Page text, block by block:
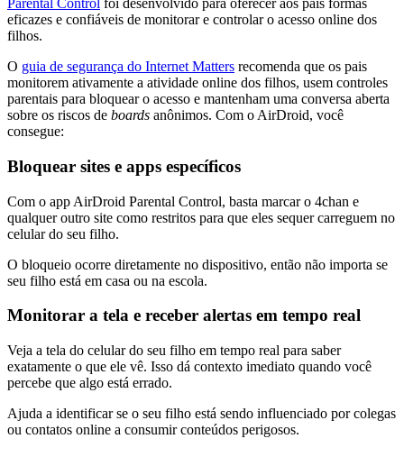
Parental Control foi desenvolvido para oferecer aos pais formas
eficazes e confiáveis de monitorar e controlar o acesso online dos
filhos.
O guia de segurança do Internet Matters recomenda que os pais
monitorem ativamente a atividade online dos filhos, usem controles
parentais para bloquear o acesso e mantenham uma conversa aberta
sobre os riscos de boards anônimos. Com o AirDroid, você
consegue:
Bloquear sites e apps específicos
Com o app AirDroid Parental Control, basta marcar o 4chan e
qualquer outro site como restritos para que eles sequer carreguem no
celular do seu filho.
O bloqueio ocorre diretamente no dispositivo, então não importa se
seu filho está em casa ou na escola.
Monitorar a tela e receber alertas em tempo real
Veja a tela do celular do seu filho em tempo real para saber
exatamente o que ele vê. Isso dá contexto imediato quando você
percebe que algo está errado.
Ajuda a identificar se o seu filho está sendo influenciado por colegas
ou contatos online a consumir conteúdos perigosos.